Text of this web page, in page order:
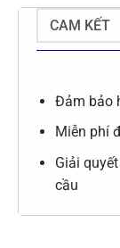
CAM KẾT
Đảm bảo
Miễn phí
Giải
cầu